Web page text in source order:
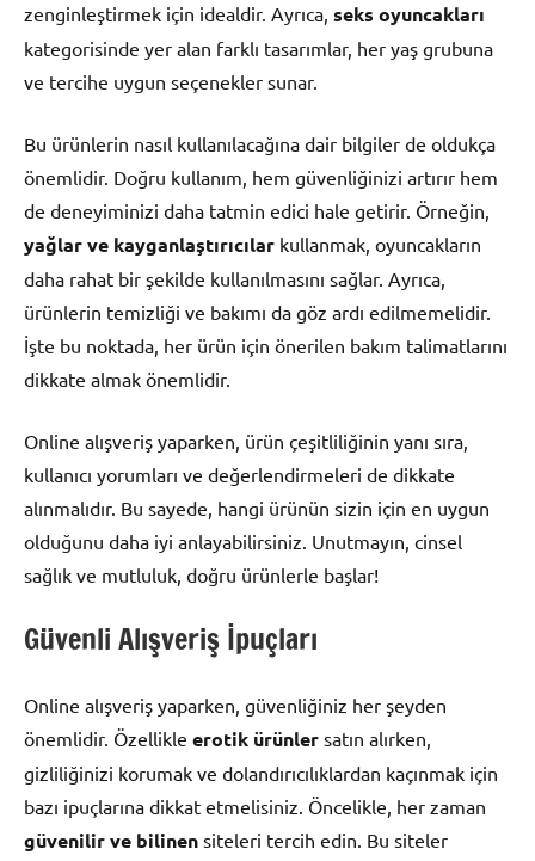
zenginleştirmek için idealdir. Ayrıca, seks oyuncakları
kategorisinde yer alan farklı tasarımlar, her yaş grubuna
ve tercihe uygun seçenekler sunar.
Bu ürünlerin nasıl kullanılacağına dair bilgiler de oldukça
önemlidir. Doğru kullanım, hem güvenliğinizi artırır hem
de deneyiminizi daha tatmin edici hale getirir. Örneğin,
yağlar ve kayganlaştırıcılar kullanmak, oyuncakların
daha rahat bir şekilde kullanılmasını sağlar. Ayrıca,
ürünlerin temizliği ve bakımı da göz ardı edilmemelidir.
İşte bu noktada, her ürün için önerilen bakım talimatlarını
dikkate almak önemlidir.
Online alışveriş yaparken, ürün çeşitliliğinin yanı sıra,
kullanıcı yorumları ve değerlendirmeleri de dikkate
alınmalıdır. Bu sayede, hangi ürünün sizin için en uygun
olduğunu daha iyi anlayabilirsiniz. Unutmayın, cinsel
sağlık ve mutluluk, doğru ürünlerle başlar!
Güvenli Alışveriş İpuçları
Online alışveriş yaparken, güvenliğiniz her şeyden
önemlidir. Özellikle erotik ürünler satın alırken,
gizliliğinizi korumak ve dolandırıcılıklardan kaçınmak için
bazı ipuçlarına dikkat etmelisiniz. Öncelikle, her zaman
güvenilir ve bilinen siteleri tercih edin. Bu siteler